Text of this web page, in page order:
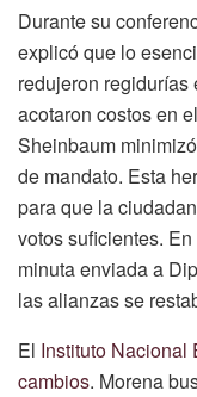
Durante su
explicó que lo
redujeron
acotaron costos en
Sheinbaum
de mandato. Esta
para que la
votos suficientes.
minuta enviada a
las alianzas se
El Instituto Nacional
cambios. Morena